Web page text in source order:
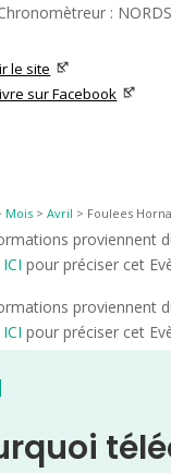
:
le site
sur Facebook
Mois >Avril > Foulees
proviennent
ICI pour préciser cet
proviennent
ICI pour préciser cet